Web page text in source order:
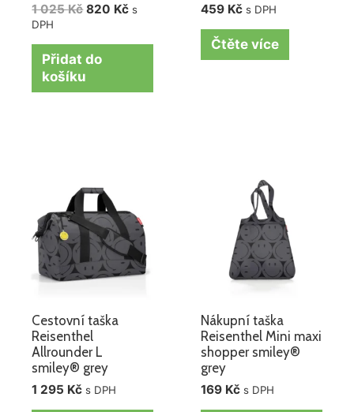
1 025Kč 820 Kč s
DPH
Přidat do
košíku
459 Kč s DPH
Čtěte více
Cestovní taška
Reisenthel
Allrounder L
smiley® grey
1 295 Kč s DPH
Nákupní taška
Reisenthel Mini maxi
shopper smiley®
grey
169 Kč s DPH